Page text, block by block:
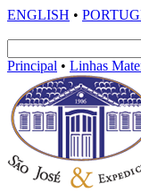
ENGLISH •
Principal • Linhas